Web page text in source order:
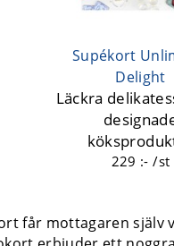
Supékort
Delight
Läckra
229 :- /st
får mottagaren själv